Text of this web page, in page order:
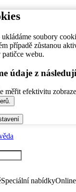
soubory
případě zůstanou
webu.
údaje z
měřit efektivitu
Speciální nabídky